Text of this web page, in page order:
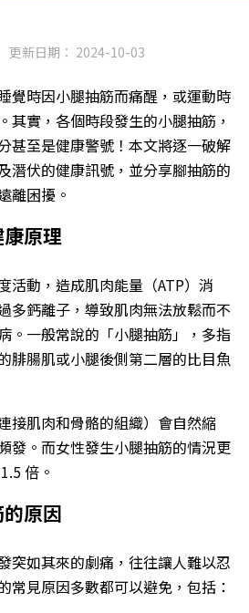
更新日期： 2024-10-03
覺時因小腿抽筋而痛醒，或運動時
其實，各個時段發生的小腿抽筋，
甚至是健康警號！本文將逐一破解
潛伏的健康訊號，並分享腳抽筋的
離困擾。
原理
活動，造成肌肉能量（ATP）消
多鈣離子，導致肌肉無法放鬆而不
。一般常說的「小腿抽筋」，多指
腓腸肌或小腿後側第二層的比目魚
接肌肉和骨骼的組織）會自然縮
發。而女性發生小腿抽筋的情況更
倍。
原因
突如其來的劇痛，往往讓人難以忍
常見原因多數都可以避免，包括：